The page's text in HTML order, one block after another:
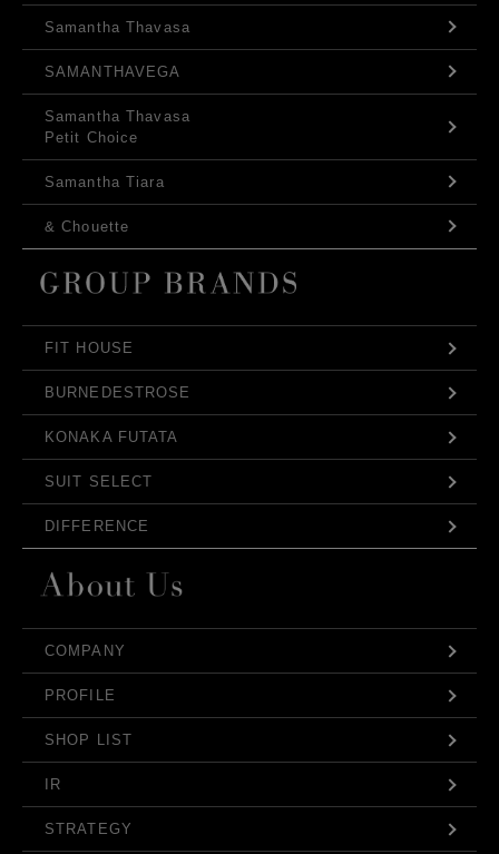
Samantha Thavasa
SAMANTHAVEGA
Samantha Thavasa
Petit Choice
Samantha Tiara
& Chouette
FIT HOUSE
BURNEDESTROSE
KONAKA FUTATA
SUIT SELECT
DIFFERENCE
COMPANY
PROFILE
SHOP LIST
IR
STRATEGY